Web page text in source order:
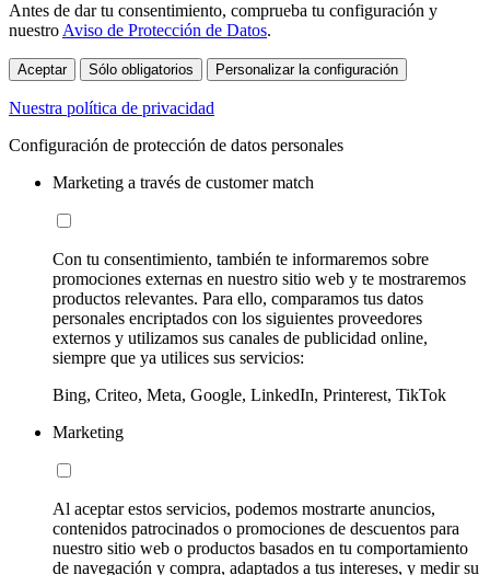
Antes de dar tu consentimiento, comprueba tu configuración y
nuestro Aviso de Protección de Datos.
Aceptar Sólo obligatorios Personalizar la configuración
Nuestra política de privacidad
Configuración de protección de datos personales
Marketing a través de customer match
Con tu consentimiento, también te informaremos sobre
promociones externas en nuestro sitio web y te mostraremos
productos relevantes. Para ello, comparamos tus datos
personales encriptados con los siguientes proveedores
externos y utilizamos sus canales de publicidad online,
siempre que ya utilices sus servicios:
Bing, Criteo, Meta, Google, LinkedIn, Printerest, TikTok
Marketing
Al aceptar estos servicios, podemos mostrarte anuncios,
contenidos patrocinados o promociones de descuentos para
nuestro sitio web o productos basados en tu comportamiento
de navegación y compra, adaptados a tus intereses, y medir su